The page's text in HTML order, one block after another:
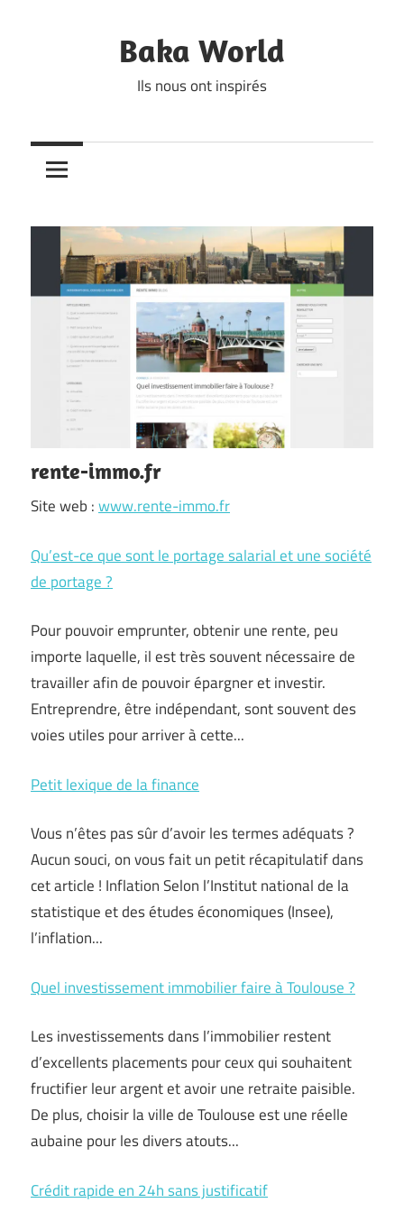
Baka World
Ils nous ont inspirés
rente-immo.fr
Site web :www.rente-immo.fr
Qu’est-ce que sont le portage salarial et une société
de portage ?
Pour pouvoir emprunter, obtenir une rente, peu
importe laquelle, il est très souvent nécessaire de
travailler afin de pouvoir épargner et investir.
Entreprendre, être indépendant, sont souvent des
voies utiles pour arriver à cette...
Petit lexique de la finance
Vous n’êtes pas sûr d’avoir les termes adéquats ?
Aucun souci, on vous fait un petit récapitulatif dans
cet article ! Inflation Selon l’Institut national de la
statistique et des études économiques (Insee),
l’inflation...
Quel investissement immobilier faire à Toulouse ?
Les investissements dans l’immobilier restent
d’excellents placements pour ceux qui souhaitent
fructifier leur argent et avoir une retraite paisible.
De plus, choisir la ville de Toulouse est une réelle
aubaine pour les divers atouts...
Crédit rapide en 24h sans justificatif